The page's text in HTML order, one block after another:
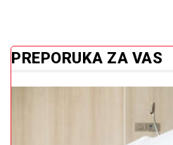
PREPORUKA ZA VAS